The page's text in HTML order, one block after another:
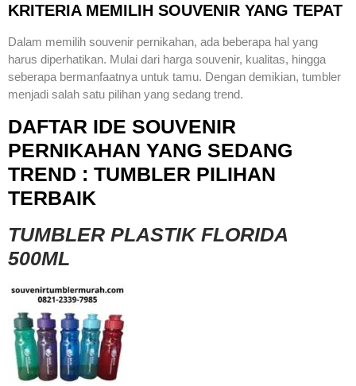
KRITERIA MEMILIH SOUVENIR YANG TEPAT
Dalam memilih souvenir pernikahan, ada beberapa hal yang
harus diperhatikan. Mulai dari harga souvenir, kualitas, hingga
seberapa bermanfaatnya untuk tamu. Dengan demikian, tumbler
menjadi salah satu pilihan yang sedang trend.
DAFTAR IDE SOUVENIR
PERNIKAHAN YANG SEDANG
TREND : TUMBLER PILIHAN
TERBAIK
TUMBLER PLASTIK FLORIDA
500ML